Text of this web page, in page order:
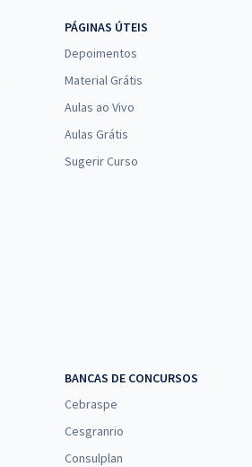
PÁGINAS ÚTEIS
Depoimentos
Material Grátis
Aulas ao Vivo
Aulas Grátis
Sugerir Curso
BANCAS DE CONCURSOS
Cebraspe
Cesgranrio
Consulplan